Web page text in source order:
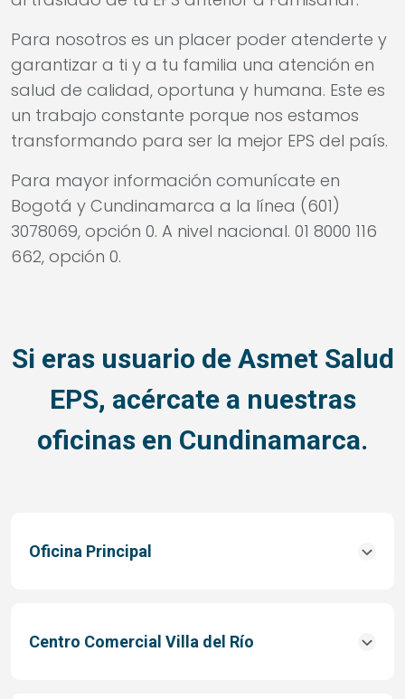
Para nosotros es un placer poder atenderte y
garantizar a ti y a tu familia una atención en
salud de calidad, oportuna y humana. Este es
un trabajo constante porque nos estamos
transformando para ser la mejor EPS del país.
Para mayor información comunícate en
Bogotá y Cundinamarca a la línea (601)
3078069, opción 0. A nivel nacional. 01 8000 116
662, opción 0.
Si eras usuario de Asmet Salud
EPS, acércate a nuestras
oficinas en Cundinamarca.
Oficina Principal
Centro Comercial Villa del Río